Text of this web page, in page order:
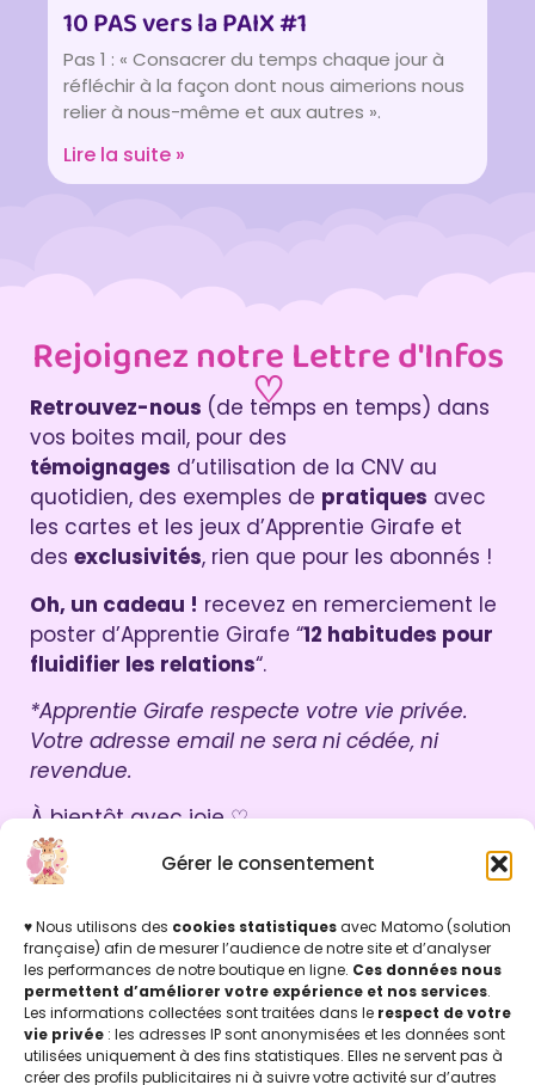
Gérer le consentement
♥ Nous utilisons des cookies statistiquesavec Matomo (solution
française) afin de mesurer l’audience de notre site et d’analyser
les performances de notre boutique en ligne. Ces données nous
permettent d’améliorer votre expérience et nos services.
Les informations collectées sont traitées dans le respect de votre
vie privée : les adresses IP sont anonymisées et les données sont
utilisées uniquement à des fins statistiques. Elles ne servent pas à
créer des profils publicitaires ni à suivre votre activité sur d’autres
10 PAS vers la PAIX #1
Pas 1 : « Consacrer du temps chaque jour à
réfléchir à la façon dont nous aimerions nous
relier à nous-même et aux autres ».
Lire la suite »
Rejoignez notre Lettre d'Infos
♡
Retrouvez-nous (de temps en temps) dans
vos boites mail, pour des
témoignages d’utilisation de la CNV au
quotidien, des exemples de pratiques avec
les cartes et les jeux d’Apprentie Girafe et
des exclusivités, rien que pour les abonnés !
Oh, un cadeau ! recevez en remerciement le
poster d’Apprentie Girafe “12 habitudes pour
fluidifier les relations“.
*Apprentie Girafe respecte votre vie privée.
Votre adresse email ne sera ni cédée, ni
revendue.
À bientôt avec joie ♡
Léti & Chris
Par ici !